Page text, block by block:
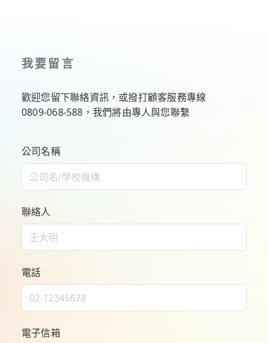
我要留言
歡迎您留下聯絡資訊，或撥打顧客服務專線
0809-068-588 ，我們將由專人與您聯繫
公司名稱
聯絡人
電話
電子信箱